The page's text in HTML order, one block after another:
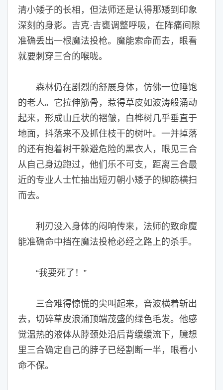
清小矮子的长相，但法师还是认得那矮到印象
深刻的身影。吉克·吉甕调整呼吸，在阵痛间隙
准确丢出一根魔法投枪。魔能索命而去，眼看
就要刺穿三合的喉咙。
森林仍在剧烈的舒展身体，仿佛一位睡饱
的老人。它拉伸筋骨，惹得草皮如波涛般涌动
起来，形成山丘状的褶皱，白桦树几乎垂直于
地面，抖落来不及抓住枝干的树叶。一并掉落
的还有抱着树干躲避危险的黑衣人，眼见三合
从自己身边跑过，他们乐不可支，距离三合最
近的专业人士忙抽出短刃朝小矮子的脚筋横扫
而去。
利刃没入身体的闷响传来，法师的致命魔
能准确命中挡在魔法投枪必经之路上的杀手。
“我要死了！”
三合难得惊慌的尖叫起来，音波横着斩出
去，切碎草皮浪涌顶端茂盛的绿色毛发。他感
觉温热的液体从脖颈处沿后背缓缓流下，臆想
里三合确定自己的脖子已经割断一半，眼看小
命不保。